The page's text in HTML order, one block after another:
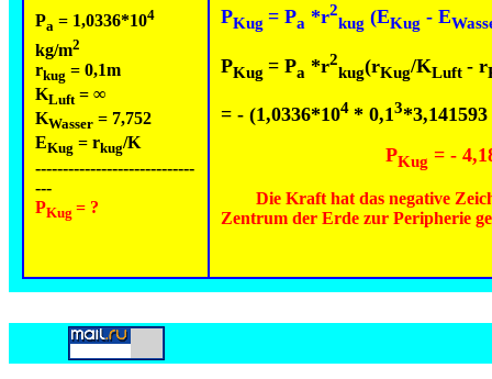
Pa = 1,0336*104
kg/m2
rkug = 0,1m
KLuft = ∞
KWasser = 7,752
EKug = rkug/K
-----------------------------
---
PKug = ?
PKug = Pa *r2
kug (EKug - E
PKug = Pa *r2
kug(rKug/KLuft - r
= - (1,0336*104 * 0,13
PKug = -
Die Kraft hat das negative
Zentrum der Erde zur Peripherie